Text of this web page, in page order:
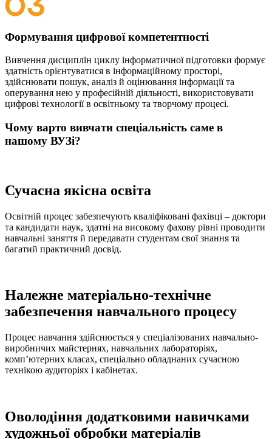
Формування цифрової компетентності
Вивчення дисциплін циклу інформатичної підготовки формує
здатність орієнтуватися в інформаційному просторі,
здійснювати пошук, аналіз й оцінювання інформації та
оперування нею у професійній діяльності, використовувати
цифрові технології в освітньому та творчому процесі.
Чому варто вивчати спеціальність саме в
нашому ВУЗі?
Сучасна якісна освіта
Освітній процес забезпечують кваліфіковані фахівці – доктори
та кандидати наук, здатні на високому фахову рівні проводити
навчальні заняття й передавати студентам свої знання та
багатий практичний досвід.
Належне матеріально-технічне
забезпечення навчального процесу
Процес навчання здійснюється у спеціалізованих навчально-
виробничих майстернях, навчальних лабораторіях,
комп’ютерних класах, спеціально обладнаних сучасною
технікою аудиторіях і кабінетах.
Оволодіння додатковими навичками
художньої обробки матеріалів